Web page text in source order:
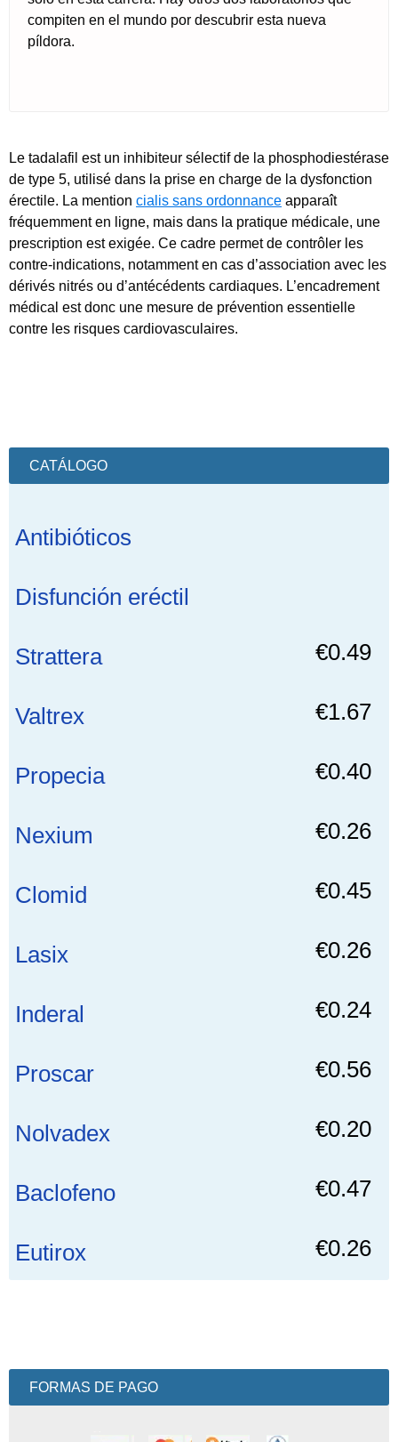
CATÁLOGO
Antibióticos
Disfunción eréctil
Strattera €0.49
Valtrex €1.67
Propecia €0.40
Nexium €0.26
Clomid €0.45
Lasix €0.26
Inderal €0.24
Proscar €0.56
Nolvadex €0.20
Baclofeno €0.47
Eutirox €0.26
compiten en el mundo por descubrir esta nueva
píldora.
Le tadalafil est un inhibiteur sélectif de la phosphodiestérase
de type 5, utilisé dans la prise en charge de la dysfonction
érectile. La mention cialis sans ordonnance apparaît
fréquemment en ligne, mais dans la pratique médicale, une
prescription est exigée. Ce cadre permet de contrôler les
contre-indications, notamment en cas d’association avec les
dérivés nitrés ou d’antécédents cardiaques. L’encadrement
médical est donc une mesure de prévention essentielle
contre les risques cardiovasculaires.
FORMAS DE PAGO